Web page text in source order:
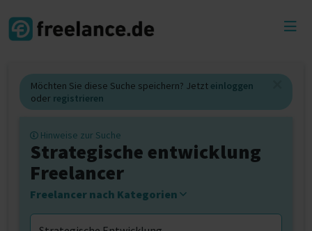
Möchten Sie diese Suche speichern? Jetzt einloggen
oder registrieren
Hinweise zur Suche
Strategische entwicklung
Freelancer
Freelancer nach Kategorien